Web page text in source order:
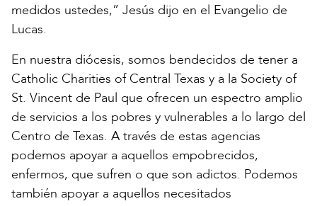
medidos ustedes,” Jesús dijo en el Evangelio de
Lucas.
En nuestra diócesis, somos bendecidos de tener a
Catholic Charities of Central Texas y a la Society of
St. Vincent de Paul que ofrecen un espectro amplio
de servicios a los pobres y vulnerables a lo largo del
Centro de Texas. A través de estas agencias
podemos apoyar a aquellos empobrecidos,
enfermos, que sufren o que son adictos. Podemos
también apoyar a aquellos necesitados